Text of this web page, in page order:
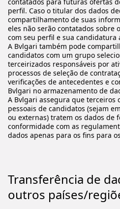
perfil. Caso o titular dos dados
compartilhamento de suas
eles não serão contatados sobre
com seu perfil e sua candidatura
A Bvlgari também pode
candidatos com um grupo
terceirizados responsáveis por
processos de seleção de
verificações de antecedentes e
Bvlgari no armazenamento de
A Bvlgari assegura que terceiros
pessoais de candidatos (sejam
ou externas) tratem os dados de
conformidade com as
dados apenas para os fins para
Transferência de
outros países/